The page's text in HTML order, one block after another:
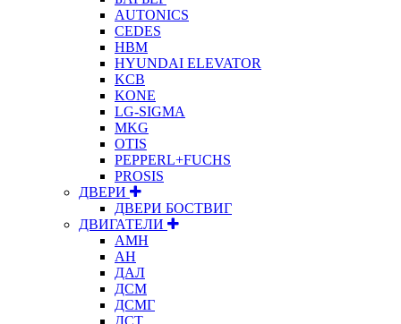
AUTONICS
CEDES
HBM
HYUNDAI ELEVATOR
KCB
KONE
LG-SIGMA
MKG
OTIS
PEPPERL+FUCHS
PROSIS
ДВЕРИ
ДВЕРИ БОСТВИГ
ДВИГАТЕЛИ
АМН
АН
ДАЛ
ДСМ
ДСМГ
ДСТ